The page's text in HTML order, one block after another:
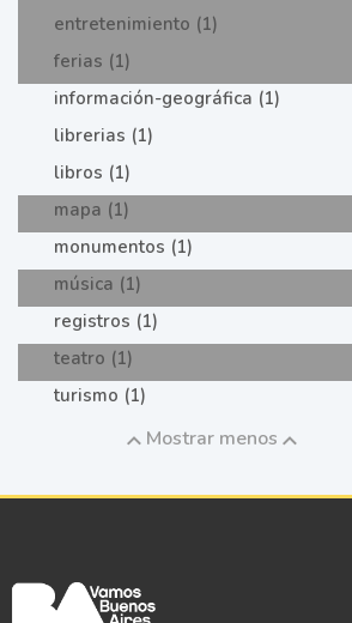
entretenimiento (1)
ferias (1)
información-geográfica (1)
librerias (1)
libros (1)
mapa (1)
monumentos (1)
música (1)
registros (1)
teatro (1)
turismo (1)
Mostrar menos